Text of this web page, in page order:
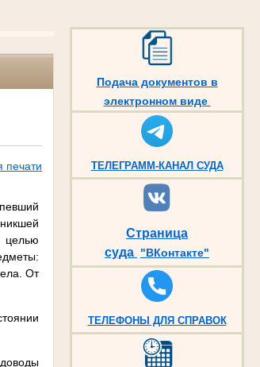
Подача документов в
электронном виде
ТЕЛЕГРАММ-КАНАЛ СУДА
Страница
суда "ВКонтакте"
ТЕЛЕФОНЫ ДЛЯ СПРАВОК
печати
целью
От